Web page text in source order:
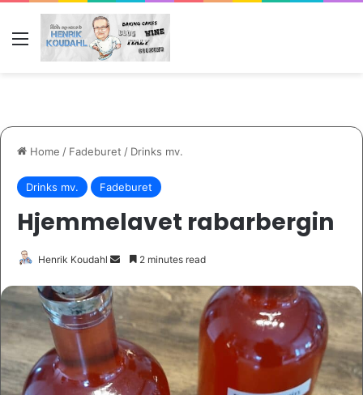
Menu
Home / Fadeburet / Drinks mv.
Drinks mv. Fadeburet
Hjemmelavet rabarbergin
Henrik Koudahl
Send
email
2 minutes read